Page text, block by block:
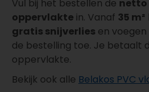
Vul bij het bestellen de netto
oppervlakte in. Vanaf 35 m²
gratis snijverlies en
de bestelling toe. Je betaalt
oppervlakte.
Bekijk ook alle Belakos PVC